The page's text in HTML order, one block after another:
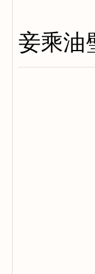
妾乘油